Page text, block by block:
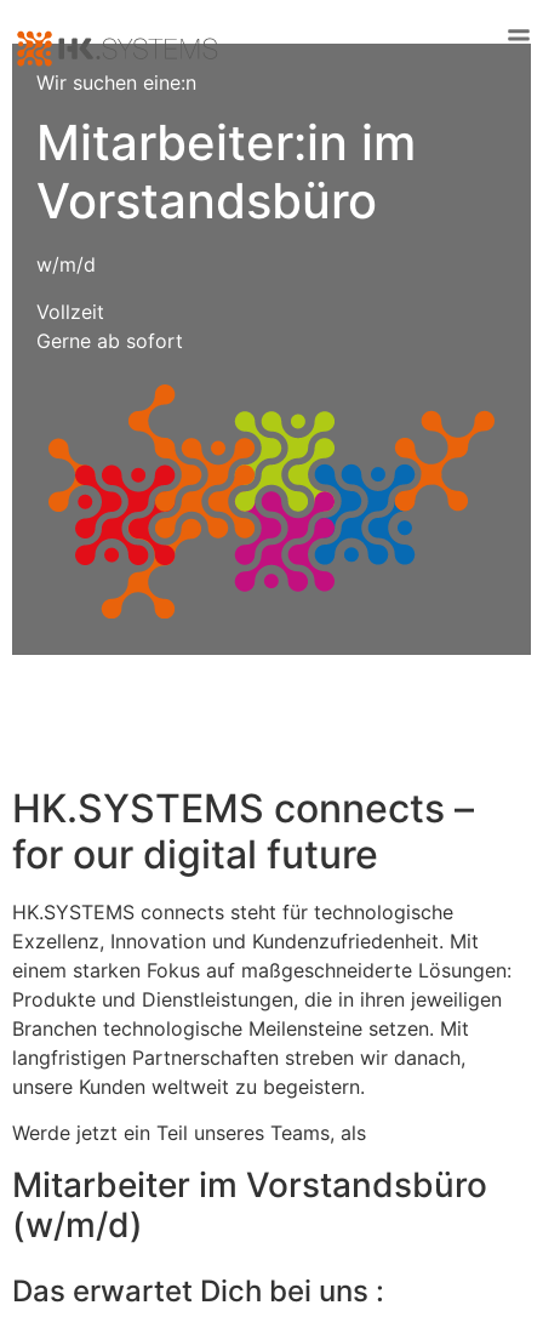
Wir suchen eine:n
Mitarbeiter:in im
Vorstandsbüro
w/m/d
Vollzeit
Gerne ab sofort
HK.SYSTEMS connects –
for our digital future
HK.SYSTEMS connects steht für technologische
Exzellenz, Innovation und Kundenzufriedenheit. Mit
einem starken Fokus auf maßgeschneiderte Lösungen:
Produkte und Dienstleistungen, die in ihren jeweiligen
Branchen technologische Meilensteine setzen. Mit
langfristigen Partnerschaften streben wir danach,
unsere Kunden weltweit zu begeistern.
Werde jetzt ein Teil unseres Teams, als
Mitarbeiter im Vorstandsbüro
(w/m/d)
Das erwartet Dich bei uns :